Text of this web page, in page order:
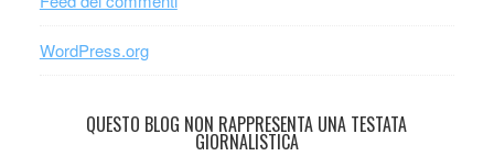
WordPress.org
QUESTO BLOG NON RAPPRESENTA UNA TESTATA
GIORNALISTICA